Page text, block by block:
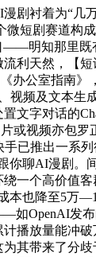
漫剧衬着为“几
短剧赛道
明知那里
天然，【
办公室指南
频及文本
字对话的
视频亦包
推出一系
聊AI漫剧
个高价值
也降至5万
OpenAI发
播放量能冲
其带来了分